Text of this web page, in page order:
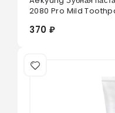
0из 5
2080 Pro Mild
370 ₽